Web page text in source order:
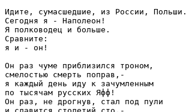
Идите, сумасшедшие, из России, Польши.
Сегодня я - Наполеон!
Я полководец и больше.
Сравните:
я и - он!
Он раз чуме приблизился троном,
смелостью смерть поправ,-
я каждый день иду к зачумленным
по тысячам русских Яфф!
Он раз, не дрогнув, стал под пули